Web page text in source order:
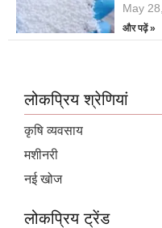
May
और पढ़ें »
लोकप्रिय श्रेणियां
कृषि व्यवसाय
मशीनरी
नई खोज
लोकप्रिय ट्रेंड